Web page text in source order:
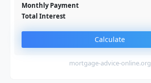
Monthly Payment
Total Interest
Calculate
mortgage-advice-online.org